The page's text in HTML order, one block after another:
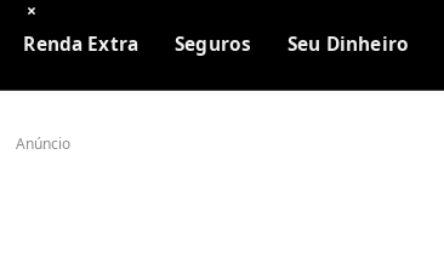
Renda Extra Seguros Seu Dinheiro
Anúncio
×